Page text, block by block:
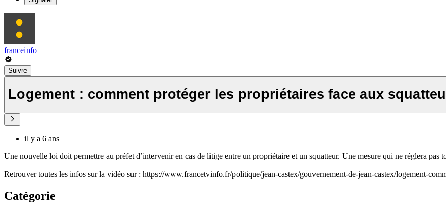
franceinfo
Suivre
Logement : comment protéger les propriétaires face aux
il y a 6 ans
Une nouvelle loi doit permettre au préfet d’intervenir en cas de litige entre un propriétaire et un squatteur. Une mesure qui ne réglera pas
Retrouver toutes les infos sur la vidéo sur : https://www.francetvinfo.fr/politique/jean-castex/gouvernement-de-jean-castex/logement-
Catégorie